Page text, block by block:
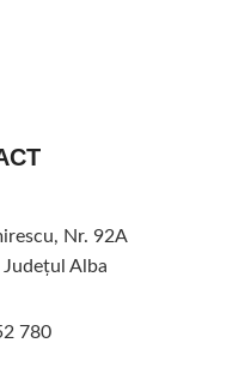
Nr. 92A
Alba
780